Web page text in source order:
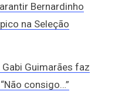
Bernardinho
na Seleção
Guimarães faz
consigo…”